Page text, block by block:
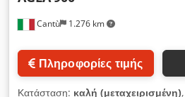
Cantù 1.276 km
Πληροφορίες τιμής
Κατάσταση: καλή (μεταχειρισμένη)